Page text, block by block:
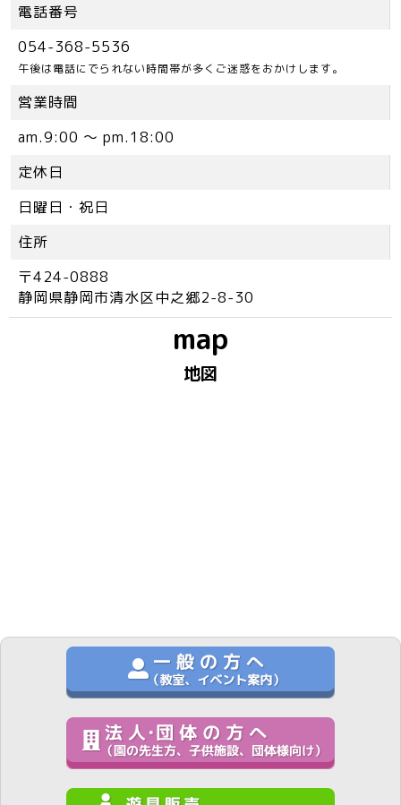
電話番号
054-368-5536
午後は電話にでられない時間帯が多くご迷惑をおかけします。
営業時間
am.9:00 ～ pm.18:00
定休日
日曜日・祝日
住所
〒424-0888
静岡県静岡市清水区中之郷2-8-30
map
地図